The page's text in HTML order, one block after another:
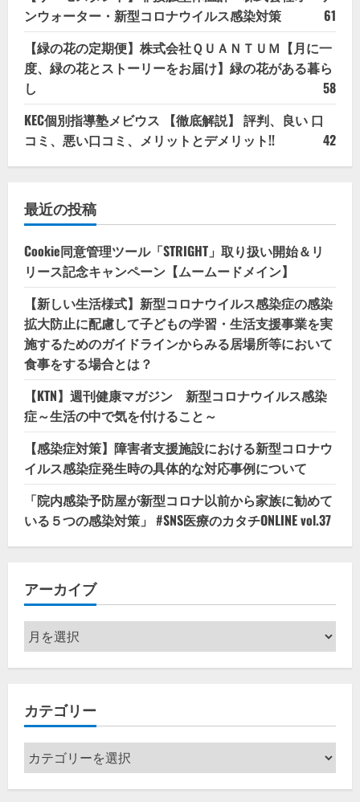
ンウォーター・新型コロナウイルス感染対策
61
【緑の花の定期便】株式会社ＱＵＡＮＴＵＭ【月に一
度、緑の花とストーリーをお届け】緑の花がある暮ら
し
58
KEC個別指導塾メビウス 【徹底解説】 評判、良い 口
コミ、悪い口コミ、メリットとデメリット!!
42
最近の投稿
Cookie同意管理ツール「STRIGHT」取り扱い開始＆リ
リース記念キャンペーン【ムームードメイン】
【新しい生活様式】新型コロナウイルス感染症の感染
拡大防止に配慮して子どもの学習・生活支援事業を実
施するためのガイドラインからみる居場所等において
食事をする場合とは？
【KTN】週刊健康マガジン 新型コロナウイルス感染
症～生活の中で気を付けること～
【感染症対策】障害者支援施設における新型コロナウ
イルス感染症発生時の具体的な対応事例について
「院内感染予防屋が新型コロナ以前から家族に勧めて
いる５つの感染対策」 #SNS医療のカタチONLINE vol.37
アーカイブ
ア
ー
カ
ブ
カテゴリー
カ
テ
ゴ